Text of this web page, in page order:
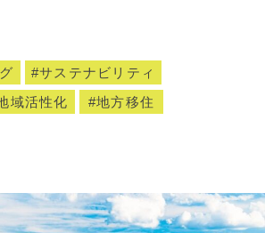
サステナビリティ
域活性化
地方移住